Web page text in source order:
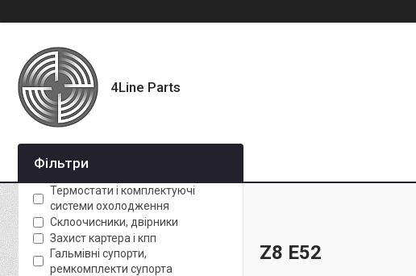
4Line Parts
Z8 E52
Фільтри
Термостати і комплектуючі
системи охолодження
Склоочисники, двірники
Захист картера і кпп
Гальмівні супорти,
ремкомплекти супорта